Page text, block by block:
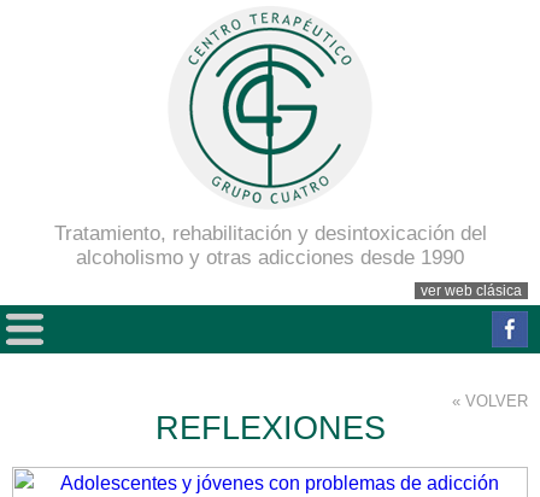
Tratamiento, rehabilitación y desintoxicación del
alcoholismo y otras adicciones desde 1990
ver web clásica
« VOLVER
REFLEXIONES